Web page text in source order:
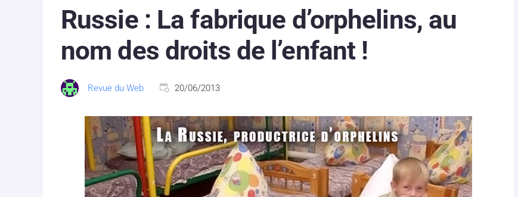
Russie : La fabrique d’orphelins, au
nom des droits de l’enfant !
Revue du Web 20/06/2013